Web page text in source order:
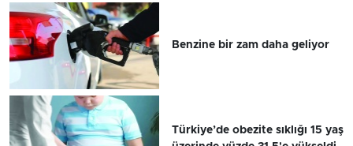
Benzine bir zam daha geliyor
Türkiye’de obezite sıklığı 15 yaş